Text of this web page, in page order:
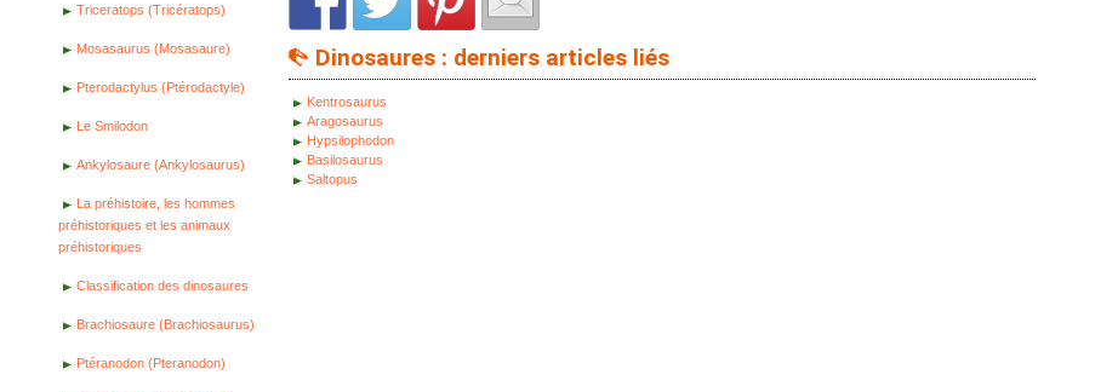
Triceratops (Tricératops)
Mosasaurus (Mosasaure)
Pterodactylus (Ptérodactyle)
Le Smilodon
Ankylosaure (Ankylosaurus)
La préhistoire, les hommes
préhistoriques et les animaux
préhistoriques
Classification des dinosaures
Brachiosaure (Brachiosaurus)
Ptéranodon (Pteranodon)
Dinosaures : derniers articles liés
Kentrosaurus
Aragosaurus
Hypsilophodon
Basilosaurus
Saltopus